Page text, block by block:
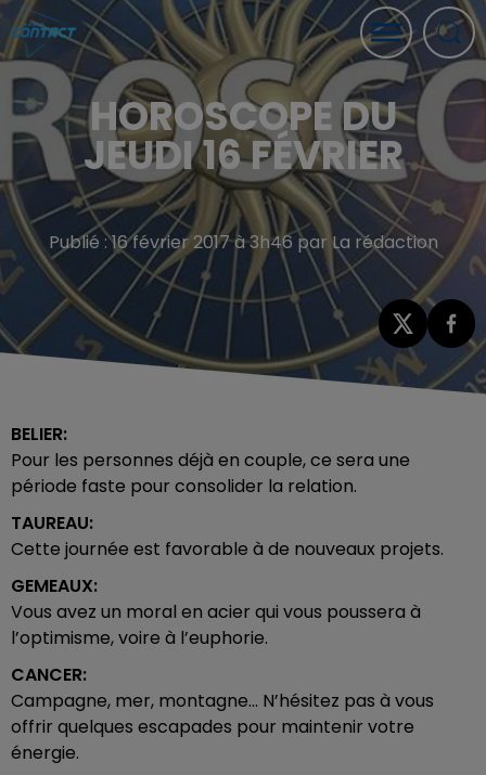
HOROSCOPE DU
JEUDI 16 FÉVRIER
Publié : 16 février 2017 à 3h46 par La rédaction
BELIER:
Pour les personnes déjà en couple, ce sera une
période faste pour consolider la relation.
TAUREAU:
Cette journée est favorable à de nouveaux projets.
GEMEAUX:
Vous avez un moral en acier qui vous poussera à
l’optimisme, voire à l’euphorie.
CANCER:
Campagne, mer, montagne... N’hésitez pas à vous
offrir quelques escapades pour maintenir votre
énergie.